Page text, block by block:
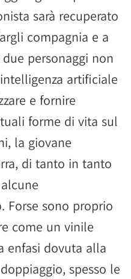
sarà recuperato
compagnia e a
personaggi non
artificiale
e fornire
forme di vita sul
la giovane
di tanto in tanto
Forse sono proprio
come un vinile
enfasi dovuta alla
spesso le